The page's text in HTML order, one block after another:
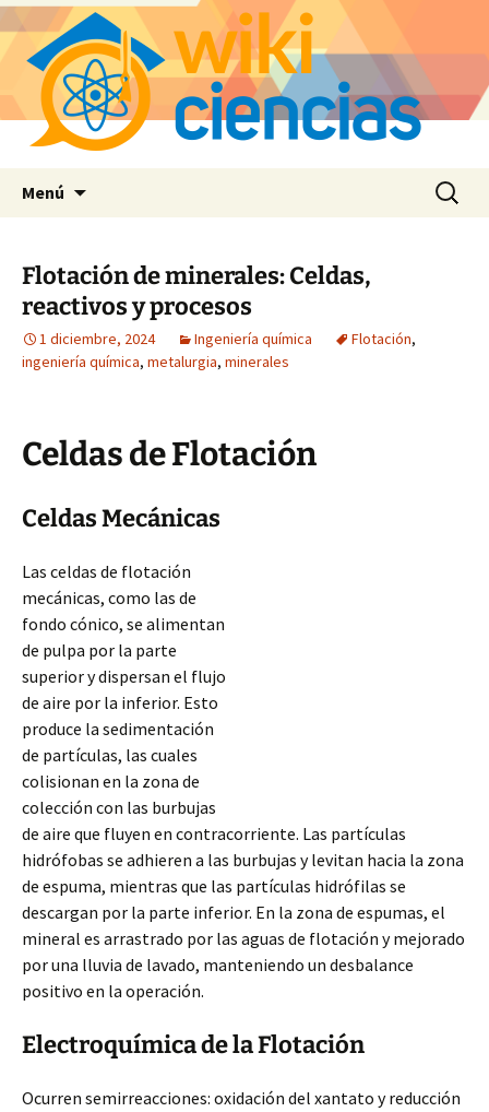
Menú Buscar:
Flotación de minerales: Celdas,
reactivos y procesos
1 diciembre, 2024 Ingeniería química Flotación,
ingeniería química, metalurgia, minerales
Celdas de Flotación
Celdas Mecánicas
Las celdas de flotación
mecánicas, como las de
fondo cónico, se alimentan
de pulpa por la parte
superior y dispersan el flujo
de aire por la inferior. Esto
produce la sedimentación
de partículas, las cuales
colisionan en la zona de
colección con las burbujas
de aire que fluyen en contracorriente. Las partículas
hidrófobas se adhieren a las burbujas y levitan hacia la zona
de espuma, mientras que las partículas hidrófilas se
descargan por la parte inferior. En la zona de espumas, el
mineral es arrastrado por las aguas de flotación y mejorado
por una lluvia de lavado, manteniendo un desbalance
positivo en la operación.
Electroquímica de la Flotación
Ocurren semirreacciones: oxidación del xantato y reducción